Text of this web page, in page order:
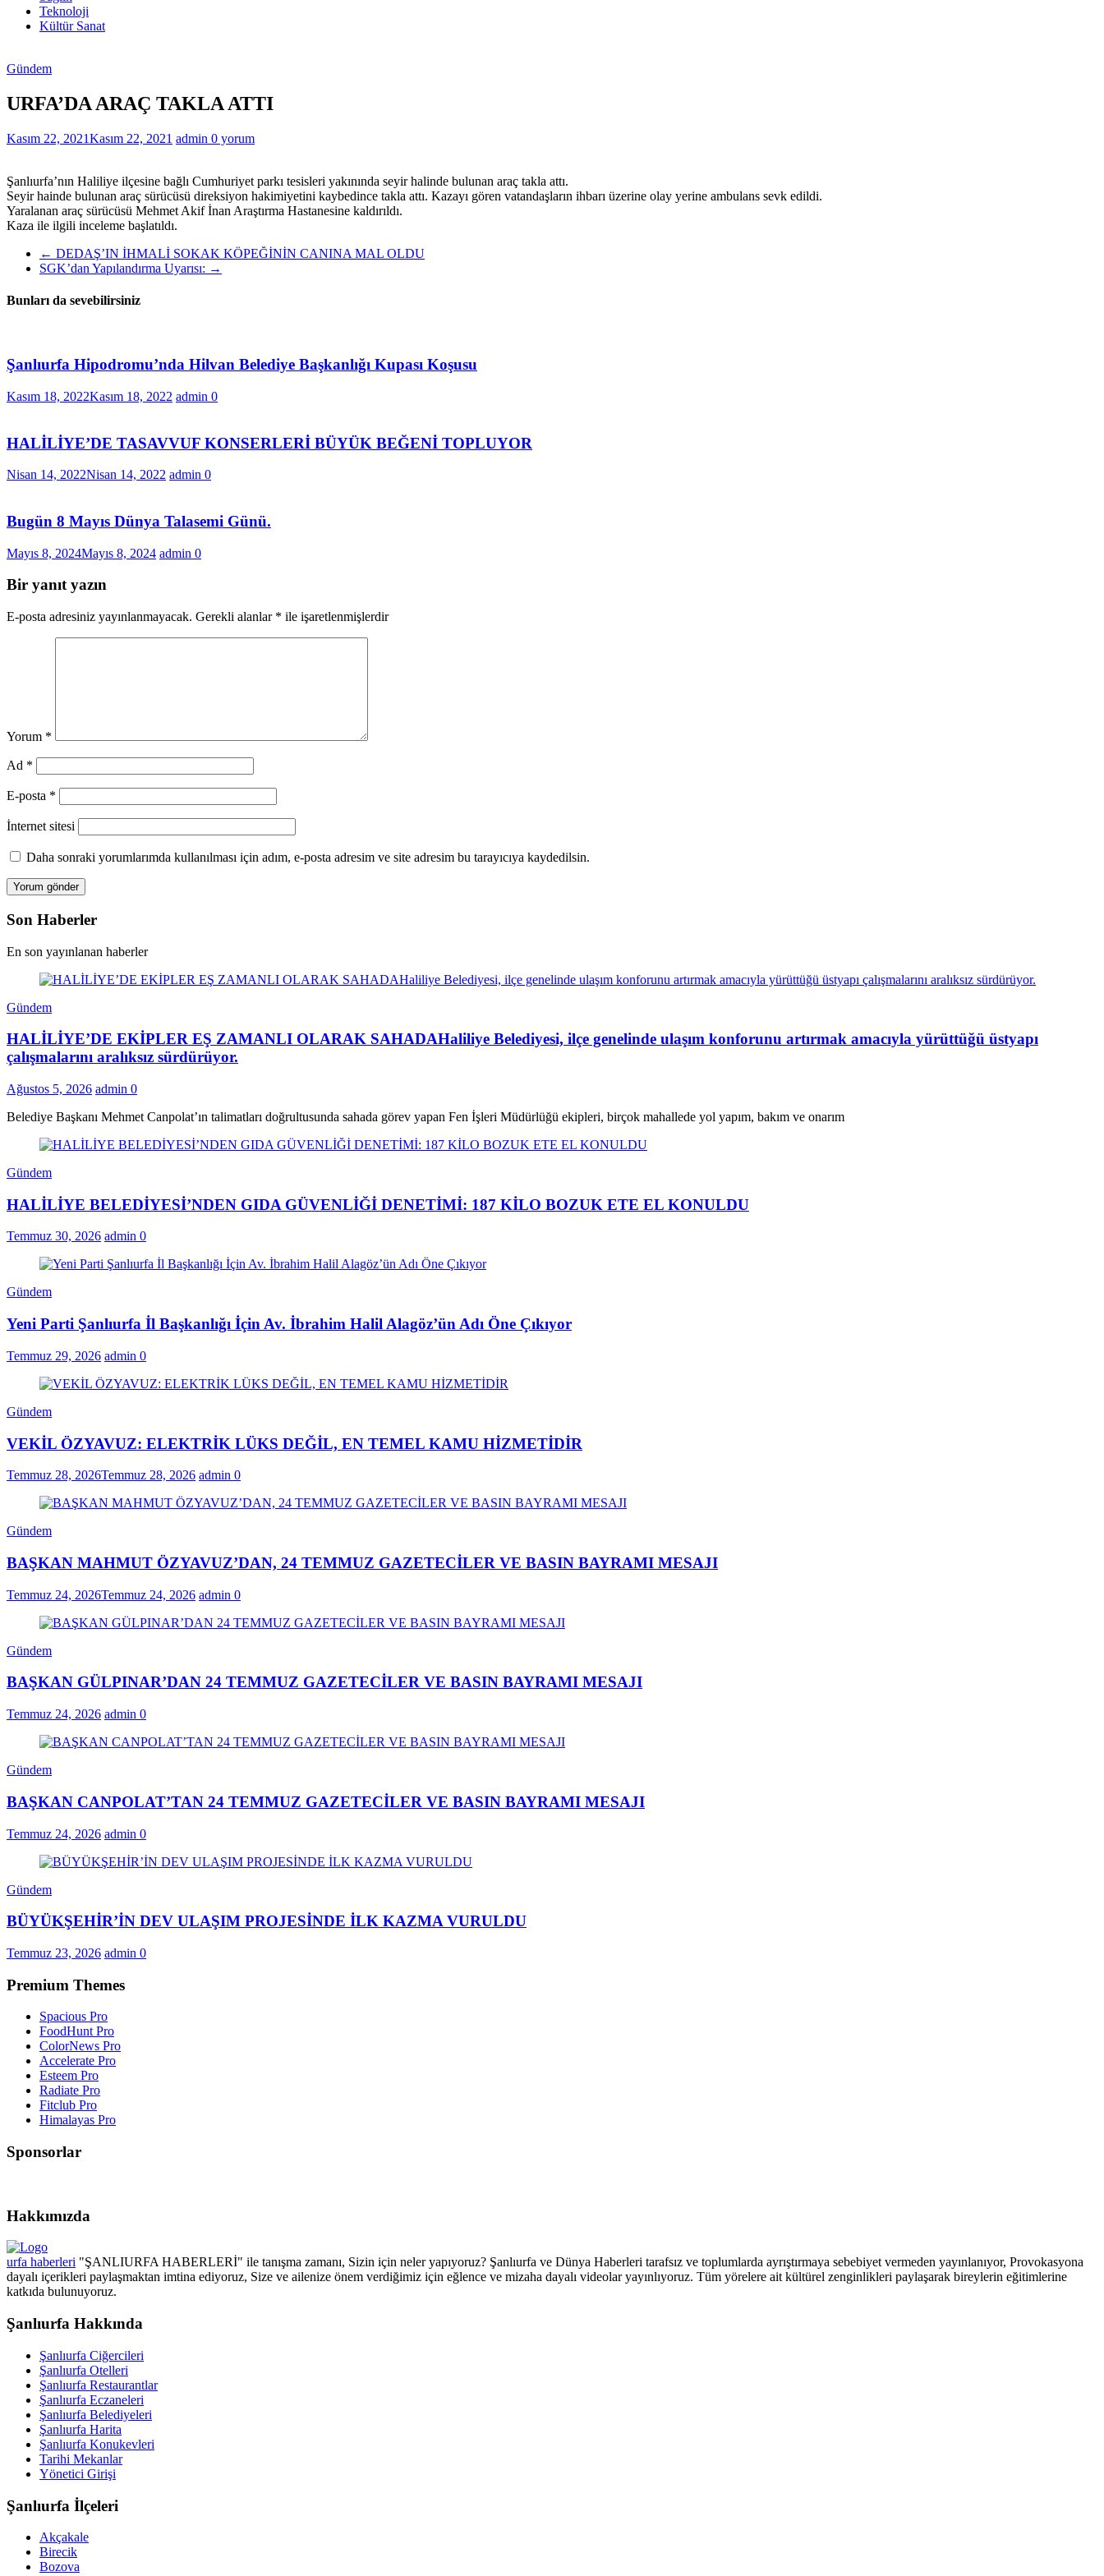
Teknoloji
Kültür Sanat
Gündem
URFA’DA ARAÇ TAKLA ATTI
Kasım 22, 2021Kasım 22, 2021 admin 0 yorum
Şanlıurfa’nın Haliliye ilçesine bağlı Cumhuriyet parkı tesisleri yakınında seyir halinde bulunan araç takla attı.
Seyir hainde bulunan araç sürücüsü direksiyon hakimiyetini kaybedince takla attı. Kazayı gören vatandaşların ihbarı üzerine olay yerine ambulans sevk edildi.
Yaralanan araç sürücüsü Mehmet Akif İnan Araştırma Hastanesine kaldırıldı.
Kaza ile ilgili inceleme başlatıldı.
← DEDAŞ’IN İHMALİ SOKAK KÖPEĞİNİN CANINA MAL OLDU
SGK’dan Yapılandırma Uyarısı: →
Bunları da sevebilirsiniz
Şanlıurfa Hipodromu’nda Hilvan Belediye Başkanlığı Kupası Koşusu
Kasım 18, 2022Kasım 18, 2022 admin 0
HALİLİYE’DE TASAVVUF KONSERLERİ BÜYÜK BEĞENİ TOPLUYOR
Nisan 14, 2022Nisan 14, 2022 admin 0
Bugün 8 Mayıs Dünya Talasemi Günü.
Mayıs 8, 2024Mayıs 8, 2024 admin 0
Bir yanıt yazın
E-posta adresiniz yayınlanmayacak. Gerekli alanlar * ile işaretlenmişlerdir
Yorum *
Ad *
E-posta *
İnternet sitesi
Daha sonraki yorumlarımda kullanılması için adım, e-posta adresim ve site adresim bu tarayıcıya kaydedilsin.
Son Haberler
En son yayınlanan haberler
Gündem
HALİLİYE’DE EKİPLER EŞ ZAMANLI OLARAK SAHADAHaliliye Belediyesi, ilçe genelinde ulaşım konforunu artırmak amacıyla yürüttüğü üstyapı
çalışmalarını aralıksız sürdürüyor.
Ağustos 5, 2026 admin 0
Belediye Başkanı Mehmet Canpolat’ın talimatları doğrultusunda sahada görev yapan Fen İşleri Müdürlüğü ekipleri, birçok mahallede yol yapım, bakım ve onarım
Gündem
HALİLİYE BELEDİYESİ’NDEN GIDA GÜVENLİĞİ DENETİMİ: 187 KİLO BOZUK ETE EL KONULDU
Temmuz 30, 2026 admin 0
Gündem
Yeni Parti Şanlıurfa İl Başkanlığı İçin Av. İbrahim Halil Alagöz’ün Adı Öne Çıkıyor
Temmuz 29, 2026 admin 0
Gündem
VEKİL ÖZYAVUZ: ELEKTRİK LÜKS DEĞİL, EN TEMEL KAMU HİZMETİDİR
Temmuz 28, 2026Temmuz 28, 2026 admin 0
Gündem
BAŞKAN MAHMUT ÖZYAVUZ’DAN, 24 TEMMUZ GAZETECİLER VE BASIN BAYRAMI MESAJI
Temmuz 24, 2026Temmuz 24, 2026 admin 0
Gündem
BAŞKAN GÜLPINAR’DAN 24 TEMMUZ GAZETECİLER VE BASIN BAYRAMI MESAJI
Temmuz 24, 2026 admin 0
Gündem
BAŞKAN CANPOLAT’TAN 24 TEMMUZ GAZETECİLER VE BASIN BAYRAMI MESAJI
Temmuz 24, 2026 admin 0
Gündem
BÜYÜKŞEHİR’İN DEV ULAŞIM PROJESİNDE İLK KAZMA VURULDU
Temmuz 23, 2026 admin 0
Premium Themes
Spacious Pro
FoodHunt Pro
ColorNews Pro
Accelerate Pro
Esteem Pro
Radiate Pro
Fitclub Pro
Himalayas Pro
Sponsorlar
Hakkımızda
urfa haberleri "ŞANLIURFA HABERLERİ" ile tanışma zamanı, Sizin için neler yapıyoruz? Şanlıurfa ve Dünya Haberleri tarafsız ve toplumlarda ayrıştırmaya sebebiyet vermeden yayınlanıyor, Provokasyona
dayalı içerikleri paylaşmaktan imtina ediyoruz, Size ve ailenize önem verdiğimiz için eğlence ve mizaha dayalı videolar yayınlıyoruz. Tüm yörelere ait kültürel zenginlikleri paylaşarak bireylerin eğitimlerine
katkıda bulunuyoruz.
Şanlıurfa Hakkında
Şanlıurfa Ciğercileri
Şanlıurfa Otelleri
Şanlıurfa Restaurantlar
Şanlıurfa Eczaneleri
Şanlıurfa Belediyeleri
Şanlıurfa Harita
Şanlıurfa Konukevleri
Tarihi Mekanlar
Yönetici Girişi
Şanlıurfa İlçeleri
Akçakale
Birecik
Bozova